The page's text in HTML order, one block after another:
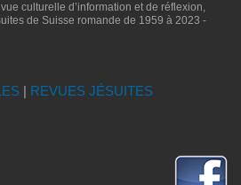
culturelle d’information et de réflexion,
de Suisse romande de 1959 à 2023 -
| REVUES JÉSUITES